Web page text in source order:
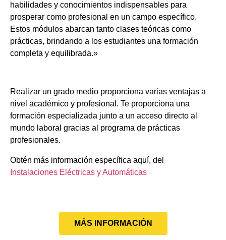
habilidades y conocimientos indispensables para
prosperar como profesional en un campo específico.
Estos módulos abarcan tanto clases teóricas como
prácticas, brindando a los estudiantes una formación
completa y equilibrada.»
Realizar un grado medio proporciona varias ventajas a
nivel académico y profesional. Te proporciona una
formación especializada junto a un acceso directo al
mundo laboral gracias al programa de prácticas
profesionales.
Obtén más información específica aquí, del
Instalaciones Eléctricas y Automáticas
MÁS INFORMACIÓN